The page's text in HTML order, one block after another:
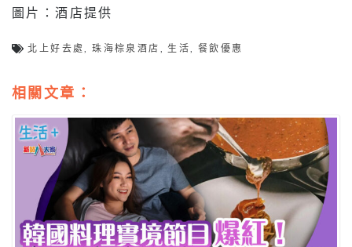
圖片：酒店提供
北上好去處,珠海棕泉酒店 , 生活,餐飲優惠
相關文章：